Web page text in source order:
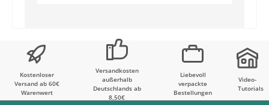
Kostenloser
Versand ab 60€
Warenwert
Versandkosten
außerhalb
Deutschlands ab
8,50€
Liebevoll
verpackte
Bestellungen
Video-
Tutorials